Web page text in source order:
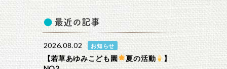
最近の記事
2026.08.02 お知らせ
【若草あゆみこども園 夏の活動
】